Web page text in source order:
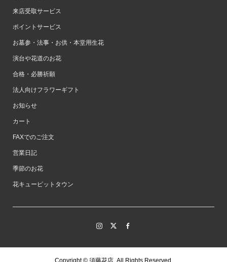
来店受取サービス
ポイントサービス
お墓参・法事・お供・本堂用生花
演台や花道のお花
合格・必勝祈願
法人向けフラワーギフト
お知らせ
カート
FAXでのご注文
営業日記
季節のお花
花キューピットタウン